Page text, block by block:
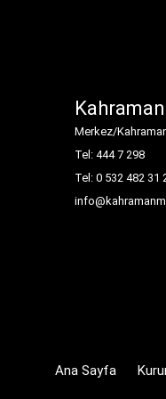
Merkez/
Tel: 444 7 298
Tel: 0 532 482 31
Ana Sayfa